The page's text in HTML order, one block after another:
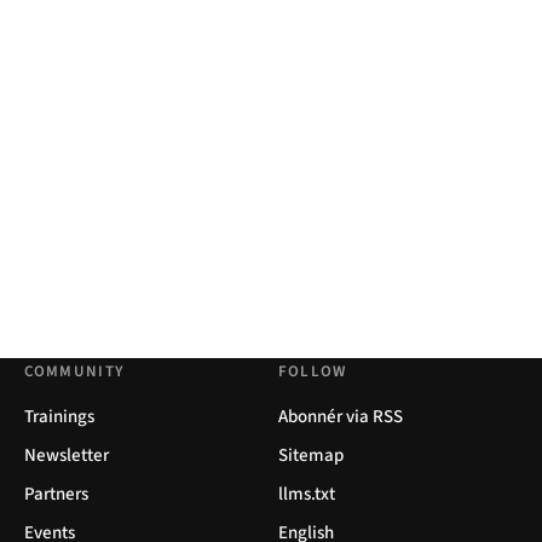
COMMUNITY
Trainings
Newsletter
Partners
Events
FOLLOW
Abonnér via RSS
Sitemap
llms.txt
English